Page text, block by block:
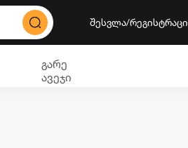
შესვლა/
გარე
ავეჯი